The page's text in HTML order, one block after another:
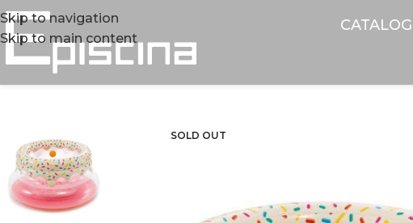
Skip to navigation
Skip to main content
CATALOG
SOLD OUT